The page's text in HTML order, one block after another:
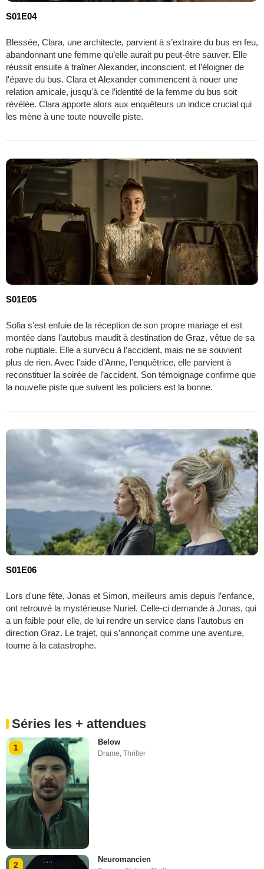
S01E04
Blessée, Clara, une architecte, parvient à s’extraire du bus en feu,
abandonnant une femme qu’elle aurait pu peut-être sauver. Elle
réussit ensuite à traîner Alexander, inconscient, et l’éloigner de
l'épave du bus. Clara et Alexander commencent à nouer une
relation amicale, jusqu'à ce l’identité de la femme du bus soit
révélée. Clara apporte alors aux enquêteurs un indice crucial qui
les mène à une toute nouvelle piste.
S01E05
Sofia s'est enfuie de la réception de son propre mariage et est
montée dans l’autobus maudit à destination de Graz, vêtue de sa
robe nuptiale. Elle a survécu à l’accident, mais ne se souvient
plus de rien. Avec l'aide d’Anne, l’enquêtrice, elle parvient à
reconstituer la soirée de l’accident. Son témoignage confirme que
la nouvelle piste que suivent les policiers est la bonne.
S01E06
Lors d'une fête, Jonas et Simon, meilleurs amis depuis l’enfance,
ont retrouvé la mystérieuse Nuriel. Celle-ci demande à Jonas, qui
a un faible pour elle, de lui rendre un service dans l’autobus en
direction Graz. Le trajet, qui s’annonçait comme une aventure,
tourne à la catastrophe.
Séries les + attendues
1
Below
Drame,Thriller
2
Neuromancien